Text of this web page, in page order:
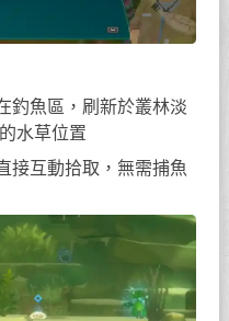
釣魚區，刷新於叢林淡
水草位置
接互動拾取，無需捕魚